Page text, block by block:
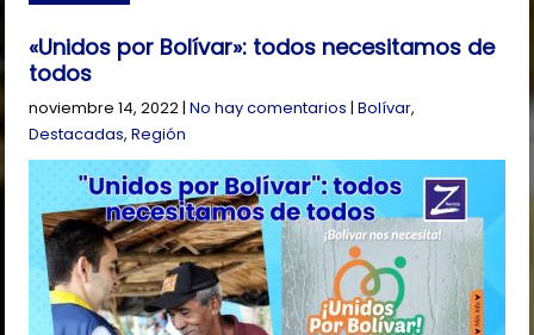
«Unidos por Bolívar»: todos necesitamos de
todos
noviembre 14, 2022 |No hay comentarios |Bolívar,
Destacadas,Región